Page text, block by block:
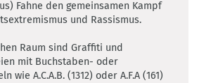
Fahne den gemeinsamen Kampf
und Rassismus.
Raum sind Graffiti und
mit Buchstaben- oder
wie A.C.A.B. (1312) oder A.F.A (161)